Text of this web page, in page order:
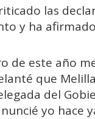
las
y ha
de este año
que
del
yo hace